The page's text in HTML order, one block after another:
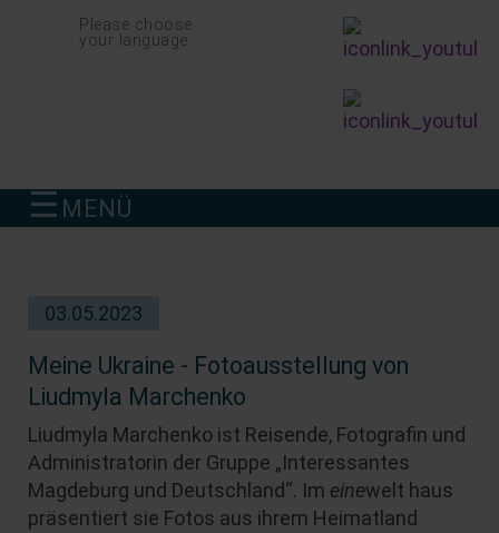
Navigation
überspringenPlease choose
your language
☰ MENÜ
03.05.2023
Meine Ukraine - Fotoausstellung von
Liudmyla Marchenko
Liudmyla Marchenko ist Reisende, Fotografin und
Administratorin der Gruppe „Interessantes
Magdeburg und Deutschland“. Im einewelt haus
präsentiert sie Fotos aus ihrem Heimatland